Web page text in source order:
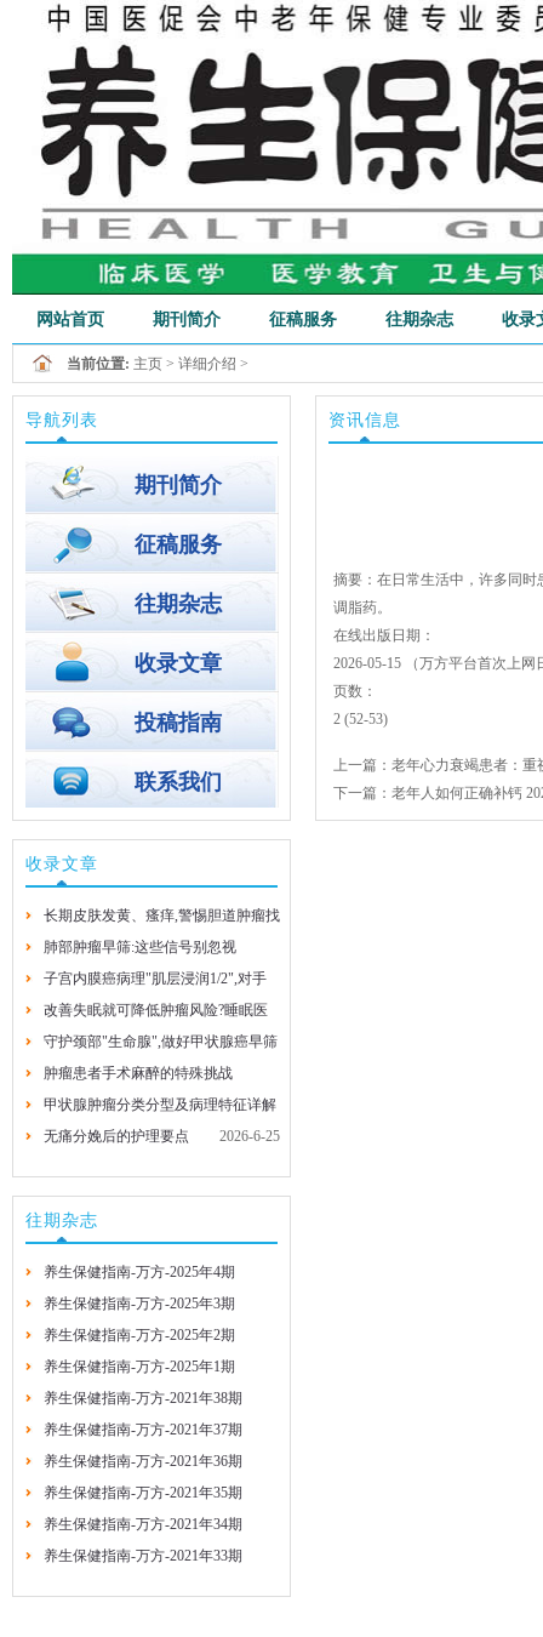
网站首页 期刊简介
行业新闻
征稿服务 往期杂志 收录
当前位置: 主页 > 详细介绍 >
导航列表
期刊简介
征稿服务
往期杂志
收录文章
投稿指南
联系我们
收录文章
长期皮肤发黄、瘙痒,警惕胆道肿瘤找
上门
2026-8-4
肺部肿瘤早筛:这些信号别忽视
2026-8-4
子宫内膜癌病理"肌层浸润1/2",对手
术方案有啥影响?
2026-7-29
改善失眠就可降低肿瘤风险?睡眠医
学专家的实用建议
2026-7-29
守护颈部"生命腺",做好甲状腺癌早筛
早防
2026-7-29
肿瘤患者手术麻醉的特殊挑战
2026-7-29
甲状腺肿瘤分类分型及病理特征详解
2026-6-25
无痛分娩后的护理要点 2026-6-25
往期杂志
养生保健指南-万方-2025年4期
养生保健指南-万方-2025年3期
养生保健指南-万方-2025年2期
养生保健指南-万方-2025年1期
养生保健指南-万方-2021年38期
养生保健指南-万方-2021年37期
养生保健指南-万方-2021年36期
养生保健指南-万方-2021年35期
养生保健指南-万方-2021年34期
养生保健指南-万方-2021年33期
资讯信息
摘要：在日常生活中，许多同
调脂药。
在线出版日期：
2026-05-15 （万方平台首次上
页数：
2 (52-53)
上一篇： 老年心力衰竭患者：重
下一篇： 老年人如何正确补钙